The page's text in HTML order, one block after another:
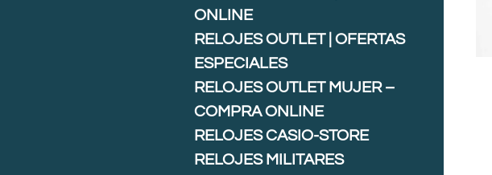
ONLINE
RELOJES OUTLET | OFERTAS
ESPECIALES
RELOJES OUTLET MUJER –
COMPRA ONLINE
RELOJES CASIO-STORE
RELOJES MILITARES